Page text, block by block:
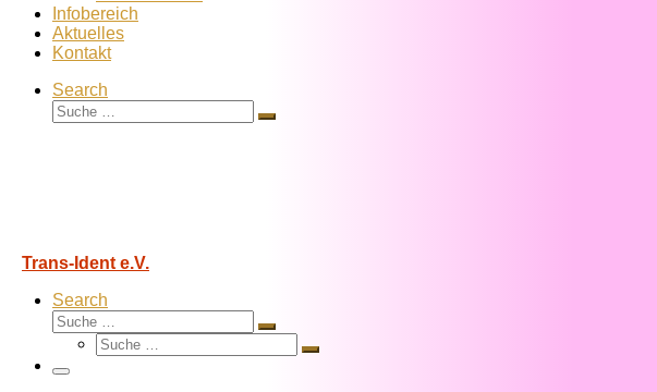
Infobereich
Aktuelles
Kontakt
Search
Suche
Suche
Trans-Ident e.V.
Search
Suche
Suche
Suche
Suche
Menü